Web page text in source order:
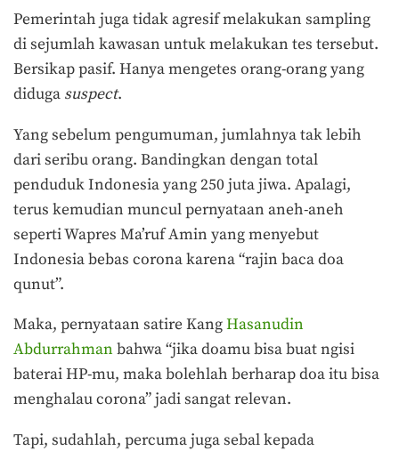
Pemerintah juga tidak agresif melakukan sampling
di sejumlah kawasan untuk melakukan tes tersebut.
Bersikap pasif. Hanya mengetes orang-orang yang
diduga suspect.
Yang sebelum pengumuman, jumlahnya tak lebih
dari seribu orang. Bandingkan dengan total
penduduk Indonesia yang 250 juta jiwa. Apalagi,
terus kemudian muncul pernyataan aneh-aneh
seperti Wapres Ma’ruf Amin yang menyebut
Indonesia bebas corona karena “rajin baca doa
qunut”.
Maka, pernyataan satire KangHasanudin
Abdurrahman bahwa “jika doamu bisa buat ngisi
baterai HP-mu, maka bolehlah berharap doa itu bisa
menghalau corona” jadi sangat relevan.
Tapi, sudahlah, percuma juga sebal kepada